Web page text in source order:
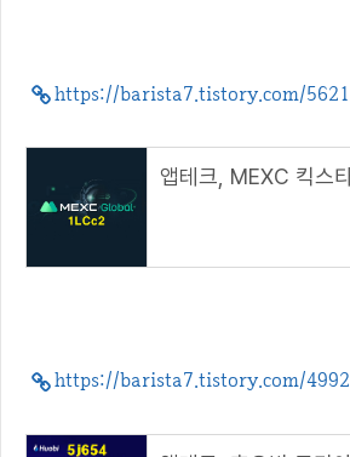
https://barista7.tistory.com/5621
https://barista7.tistory.com/4992